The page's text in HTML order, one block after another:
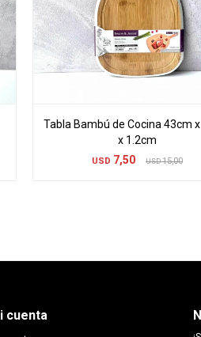
Tabla Bambú de Cocina 43cm
x 1.2cm
USD 7,50 USD 15,00
cuenta